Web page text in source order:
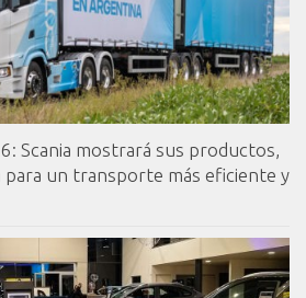
Scania mostrará sus productos,
para un transporte más eficiente y